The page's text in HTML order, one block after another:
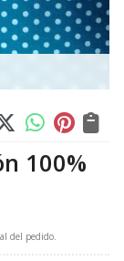
100%
del pedido.